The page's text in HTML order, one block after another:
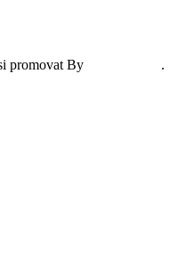
promovat By .